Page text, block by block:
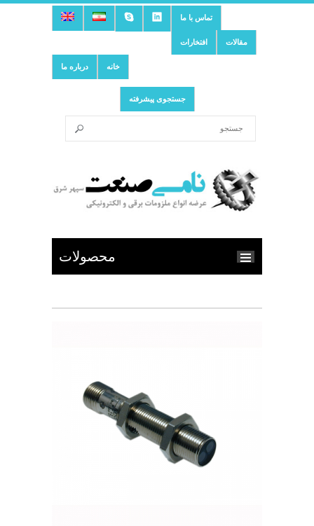
تماس با ما
افتخارات مقالات
درباره ما خانه
جستجوی پیشرفته
محصولات